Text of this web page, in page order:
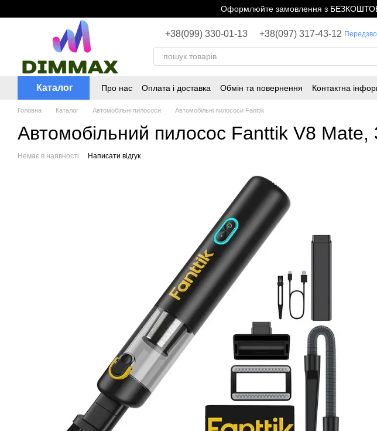
Оформлюйте замовлення з
+38(099) 330-01-13 +38(097) 317-43-12
Каталог Про нас Оплата і доставка Обмін та повернення Контактна
Головна Каталог Автомобільні пилососи Автомобільні пилососи Fanttik
Автомобільний пилосос Fanttik V8
Немає в наявності Написати відгук